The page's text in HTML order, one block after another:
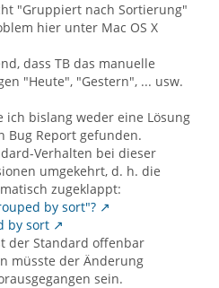
"Gruppiert nach Sortierung"
hier unter Mac OS X
dass TB das manuelle
"Heute", "Gestern", ... usw.
ich bislang weder eine Lösung
Bug Report gefunden.
Verhalten bei dieser
umgekehrt, d. h. die
zugeklappt:
by sort"?
by sort
der Standard offenbar
müsste der Änderung
sein.